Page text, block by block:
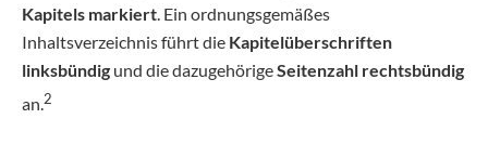
Kapitels markiert. Ein ordnungsgemäßes
Inhaltsverzeichnis führt die Kapitelüberschriften
linksbündig und die dazugehörigeSeitenzahl rechtsbündig
an.2